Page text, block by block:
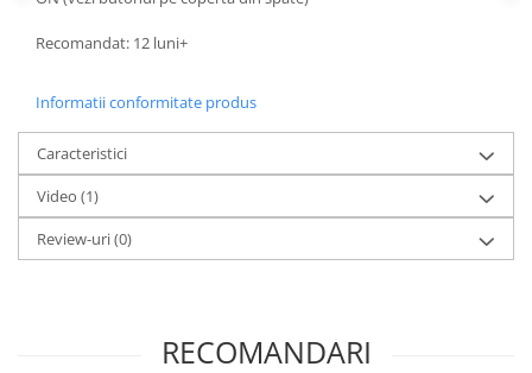
Recomandat: 12 luni+
Informatii conformitate produs
Caracteristici
Video (1)
Review-uri(0)
RECOMANDARI